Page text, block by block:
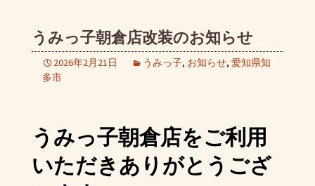
うみっ子朝倉店改装のお知らせ
2026年2月21日 うみっ子, お知らせ, 愛知県知
多市
うみっ子朝倉店をご利用
いただきありがとうござ